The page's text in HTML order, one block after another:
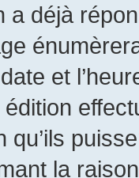
a déjà
et
édition
qu’ils
la